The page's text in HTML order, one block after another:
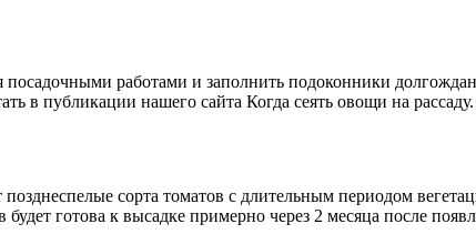
посадочными работами и заполнить подоконники
в публикации нашего сайта Когда сеять овощи на
сорта томатов с длительным периодом
готова к высадке примерно через 2 месяца после